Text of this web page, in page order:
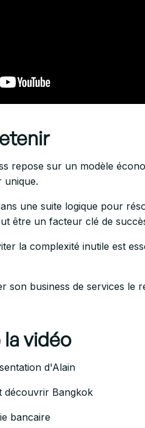
repose sur un modèle
unique.
une suite logique pour
être un facteur clé de
la complexité inutile est
son business de services le
vidéo
d'Alain
découvrir Bangkok
bancaire